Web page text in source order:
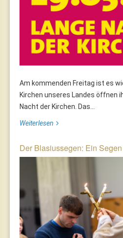
Am kommenden Freitag ist es
Kirchen unseres Landes öffnen
Nacht der Kirchen. Das...
Weiterlesen
Der Blasiussegen: Ein